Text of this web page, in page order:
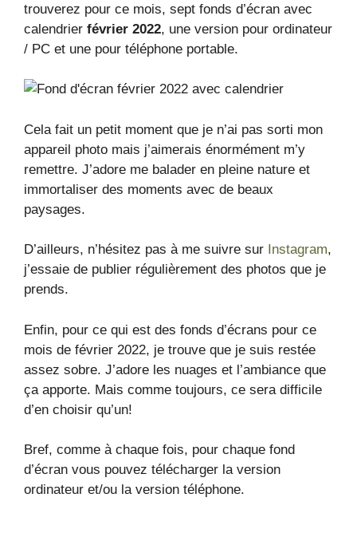
trouverez pour ce mois, sept fonds d’écran avec
calendrier février 2022, une version pour ordinateur
/ PC et une pour téléphone portable.
Cela fait un petit moment que je n’ai pas sorti mon
appareil photo mais j’aimerais énormément m’y
remettre. J’adore me balader en pleine nature et
immortaliser des moments avec de beaux
paysages.
D’ailleurs, n’hésitez pas à me suivre sur Instagram,
j’essaie de publier régulièrement des photos que je
prends.
Enfin, pour ce qui est des fonds d’écrans pour ce
mois de février 2022, je trouve que je suis restée
assez sobre. J’adore les nuages et l’ambiance que
ça apporte. Mais comme toujours, ce sera difficile
d’en choisir qu’un!
Bref, comme à chaque fois, pour chaque fond
d’écran vous pouvez télécharger la version
ordinateur et/ou la version téléphone.